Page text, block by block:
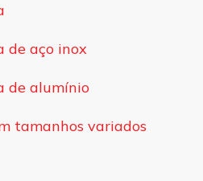
de aço inox
de alumínio
tamanhos variados